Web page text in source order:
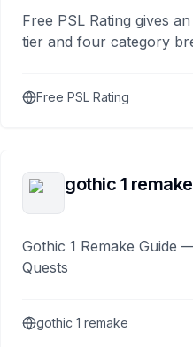
Free PSL Rating gives
tier and four category
Free PSL Rating
gothic 1 remake
Gothic 1 Remake Guide
Quests
gothic 1 remake